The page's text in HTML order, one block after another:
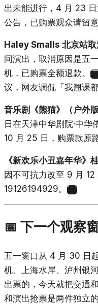
出未能进行，4 月 23
公告，已购票观众请留
Haley Smalls 北京站取
间演出，取消原因是五
机，已购票全额退款。
议，网友调侃「我翘课
音乐剧《熊猫》（户外
日在天津中华剧院·中
10 月 25 日，购票款原
《新欢乐小丑嘉年华》
因不可抗力改至 9 月
19126194929。
📅 下一个观察
五一窗口从 4 月 30 日
机、上海水岸、泸州银
出票的，今天就把交通
和演出抢票是两件独立